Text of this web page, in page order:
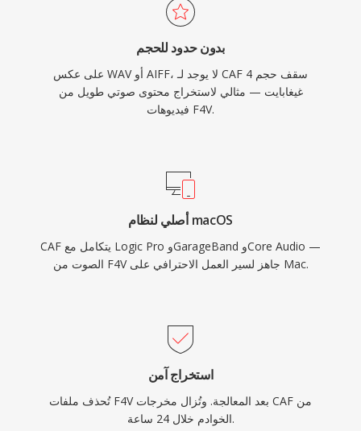
بدون حدود للحجم
على عكس WAV أو AIFF، لا يوجد لـ CAF سقف حجم 4
غيغابايت — مثالي لاستخراج محتوى صوتي طويل من
فيديوهات F4V.
أصلي لنظام macOS
CAF يتكامل مع Logic Pro وGarageBand وCore Audio —
الصوت من F4V جاهز لسير العمل الاحترافي على Mac.
استخراج آمن
تُحذف ملفات F4V بعد المعالجة. وتُزال مخرجات CAF من
الخوادم خلال 24 ساعة.